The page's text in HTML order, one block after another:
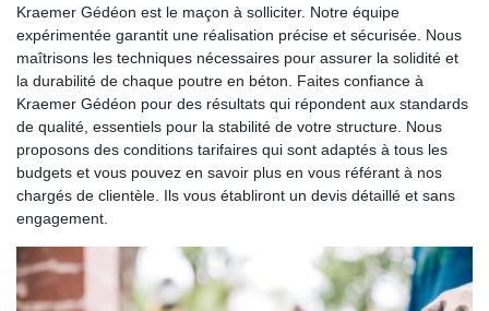
Kraemer Gédéon est le maçon à solliciter. Notre équipe
expérimentée garantit une réalisation précise et sécurisée. Nous
maîtrisons les techniques nécessaires pour assurer la solidité et
la durabilité de chaque poutre en béton. Faites confiance à
Kraemer Gédéon pour des résultats qui répondent aux standards
de qualité, essentiels pour la stabilité de votre structure. Nous
proposons des conditions tarifaires qui sont adaptés à tous les
budgets et vous pouvez en savoir plus en vous référant à nos
chargés de clientèle. Ils vous établiront un devis détaillé et sans
engagement.